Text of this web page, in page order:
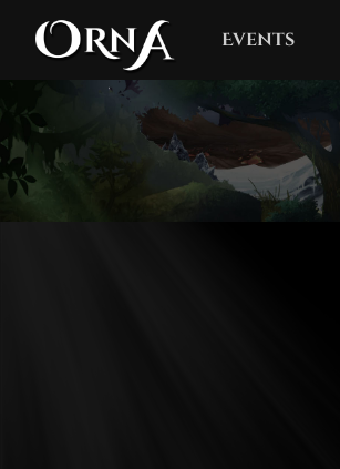
Events